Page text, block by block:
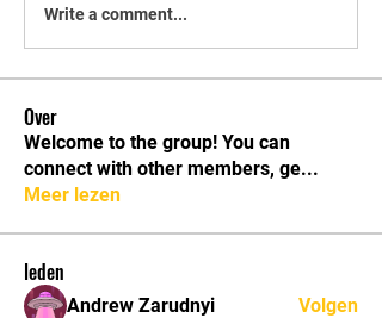
Write a comment...
Over
Welcome to the group! You can
connect with other members, ge...
Meer lezen
leden
Andrew Zarudnyi
Volgen